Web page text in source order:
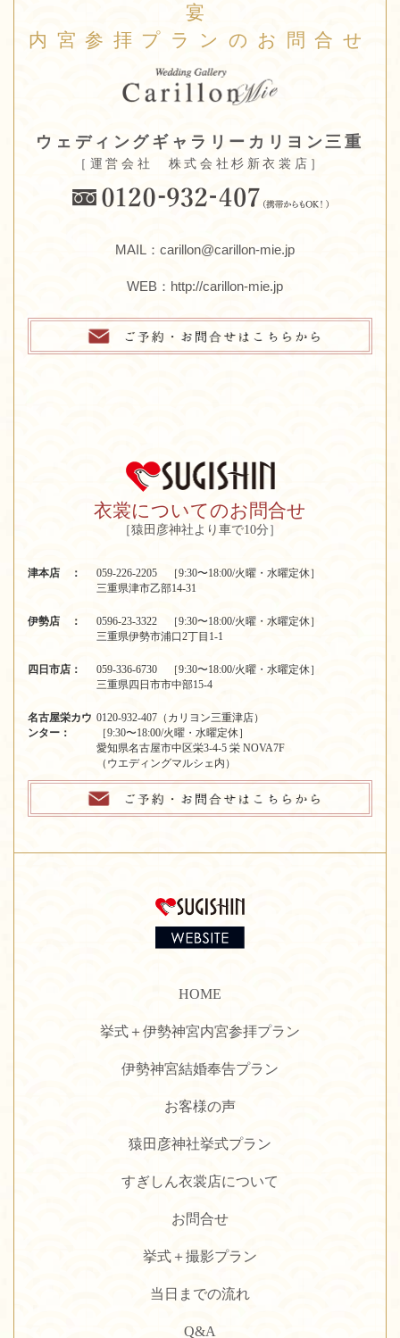
宴
内宮参拝プランのお問合せ
ウェディングギャラリーカリヨン三重
［運営会社 株式会社杉新衣裳店］
MAIL：carillon@carillon-mie.jp
WEB： http://carillon-mie.jp
衣裳についてのお問合せ
［猿田彦神社より車で10分］
津本店 ：
059-226-2205 ［9:30〜18:00/火曜・水曜定休］
三重県津市乙部14-31
伊勢店 ：
0596-23-3322 ［9:30〜18:00/火曜・水曜定休］
三重県伊勢市浦口2丁目1-1
四日市店：
059-336-6730 ［9:30〜18:00/火曜・水曜定休］
三重県四日市市中部15-4
名古屋栄カウ
ンター：
0120-932-407（カリヨン三重津店）
［9:30〜18:00/火曜・水曜定休］
愛知県名古屋市中区栄3-4-5 栄 NOVA7F
（ウエディングマルシェ内）
HOME
挙式＋伊勢神宮内宮参拝プラン
伊勢神宮結婚奉告プラン
お客様の声
猿田彦神社挙式プラン
すぎしん衣裳店について
お問合せ
挙式＋撮影プラン
当日までの流れ
Q&A